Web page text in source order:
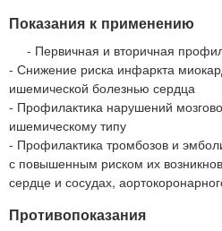
Показания к применению
- Первичная и вторичная
- Снижение риска инфаркта
ишемической болезнью сердца
- Профилактика нарушений
ишемическому типу
- Профилактика тромбозов и
с повышенным риском их
сердце и сосудах,
Противопоказания